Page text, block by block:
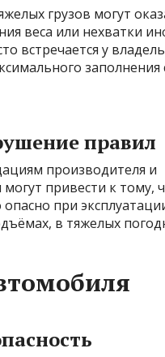
грузов могут
веса или нехватки
встречается у
заполнения
правил
производителя и
привести к тому,
при
в тяжелых